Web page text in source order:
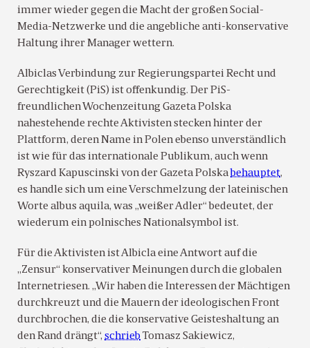
immer wieder gegen die Macht der großen Social-
Media-Netzwerke und die angebliche anti-konservative
Haltung ihrer Manager wettern.
Albiclas Verbindung zur Regierungspartei Recht und
Gerechtigkeit (PiS) ist offenkundig. Der PiS-
freundlichen Wochenzeitung Gazeta Polska
nahestehende rechte Aktivisten stecken hinter der
Plattform, deren Name in Polen ebenso unverständlich
ist wie für das internationale Publikum, auch wenn
Ryszard Kapuscinski von der Gazeta Polskabehauptet,
es handle sich um eine Verschmelzung der lateinischen
Worte albus aquila, was „weißer Adler“ bedeutet, der
wiederum ein polnisches Nationalsymbol ist.
Für die Aktivisten ist Albicla eine Antwort auf die
„Zensur“ konservativer Meinungen durch die globalen
Internetriesen. „Wir haben die Interessen der Mächtigen
durchkreuzt und die Mauern der ideologischen Front
durchbrochen, die die konservative Geisteshaltung an
den Rand drängt“, schrieb Tomasz Sakiewicz,